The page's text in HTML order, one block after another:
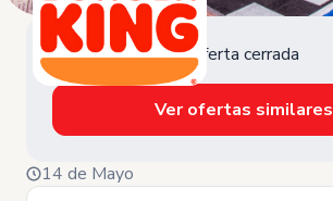
Oferta cerrada
Ver ofertas similares
14 de Mayo